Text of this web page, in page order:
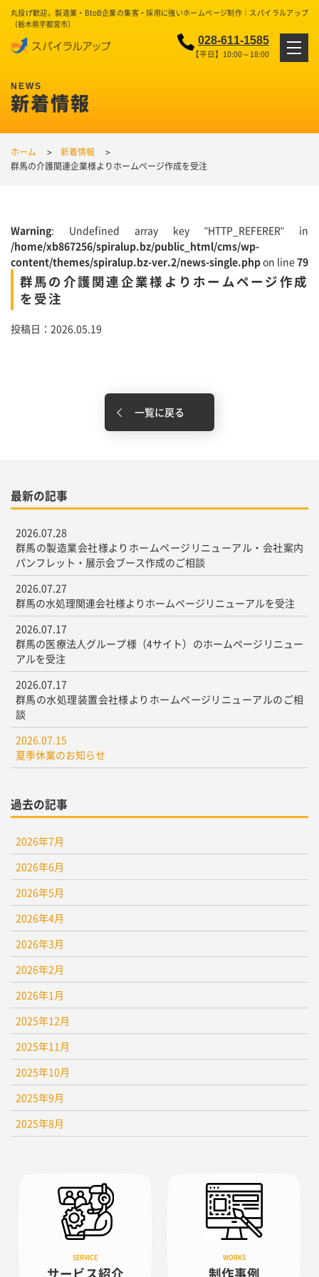
丸投げ歓迎。製造業・BtoB企業の集客・採用に強いホームページ制作｜スパイラルアップ
（栃木県宇都宮市）
028-611-1585
【平日】10:00～18:00
新着情報
ホーム
新着情報
群馬の介護関連企業様よりホームページ作成を受注
Warning: Undefined array key "HTTP_REFERER" in
/home/xb867256/spiralup.bz/public_html/cms/wp-
content/themes/spiralup.bz-ver.2/news-single.phpon line79
群馬の介護関連企業様よりホームページ作成
を受注
投稿日：2026.05.19
一覧に戻る
最新の記事
2026.07.28
群馬の製造業会社様よりホームページリニューアル・会社案内
パンフレット・展示会ブース作成のご相談
2026.07.27
群馬の水処理関連会社様よりホームページリニューアルを受注
2026.07.17
群馬の医療法人グループ様（4サイト）のホームページリニュー
アルを受注
2026.07.17
群馬の水処理装置会社様よりホームページリニューアルのご相
談
2026.07.15
夏季休業のお知らせ
過去の記事
2026年7月
2026年6月
2026年5月
2026年4月
2026年3月
2026年2月
2026年1月
2025年12月
2025年11月
2025年10月
2025年9月
2025年8月